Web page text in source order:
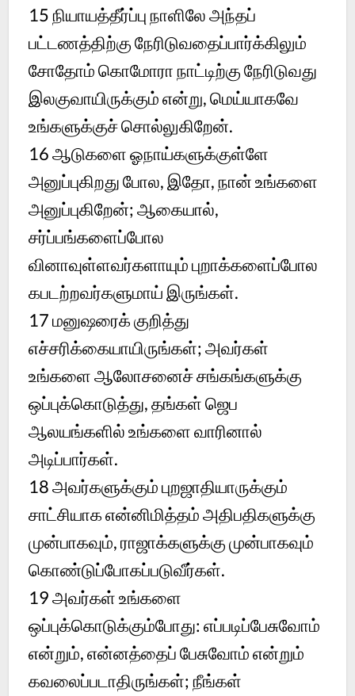
15நியாயத்தீர்ப்பு நாளிலே அந்தப்
பட்டணத்திற்கு நேரிடுவதைப்பார்க்கிலும்
சோதோம் கொமோரா நாட்டிற்கு நேரிடுவது
இலகுவாயிருக்கும் என்று, மெய்யாகவே
உங்களுக்குச் சொல்லுகிறேன்.
16ஆடுகளை ஓநாய்களுக்குள்ளே
அனுப்புகிறது போல, இதோ, நான் உங்களை
அனுப்புகிறேன்; ஆகையால்,
சர்ப்பங்களைப்போல
வினாவுள்ளவர்களாயும் புறாக்களைப்போல
கபடற்றவர்களுமாய் இருங்கள்.
17மனுஷரைக் குறித்து
எச்சரிக்கையாயிருங்கள்; அவர்கள்
உங்களை ஆலோசனைச் சங்கங்களுக்கு
ஒப்புக்கொடுத்து, தங்கள் ஜெப
ஆலயங்களில் உங்களை வாரினால்
அடிப்பார்கள்.
18அவர்களுக்கும் புறஜாதியாருக்கும்
சாட்சியாக என்னிமித்தம் அதிபதிகளுக்கு
முன்பாகவும், ராஜாக்களுக்கு முன்பாகவும்
கொண்டுப்போகப்படுவீர்கள்.
19அவர்கள் உங்களை
ஒப்புக்கொடுக்கும்போது: எப்படிப்பேசுவோம்
என்றும், என்னத்தைப் பேசுவோம் என்றும்
கவலைப்படாதிருங்கள்; நீங்கள்